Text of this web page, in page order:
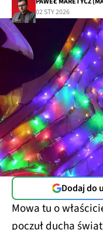
02 STY 2026
Dodaj do
Mowa tu o
poczuł ducha